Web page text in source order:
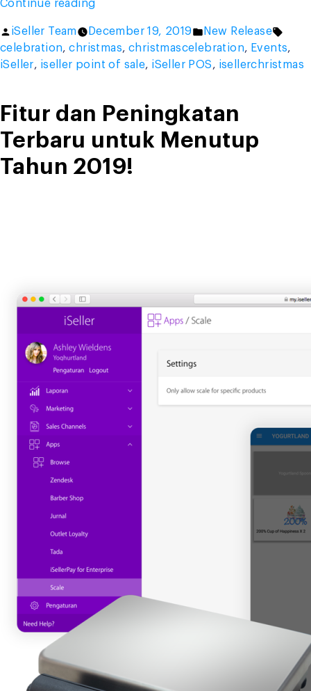
Continue reading“We
you
a
very
Christmas!”
Posted
by
iSeller Team December 19, 2019
Posted
in
New Release
celebration,christmas,christmascelebration, Events,
iSeller, iseller point of sale, iSeller POS, isellerchristmas
Fitur dan Peningkatan
Terbaru untuk Menutup
Tahun 2019!